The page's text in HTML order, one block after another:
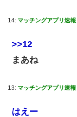
14: マッチングアプリ速報
>>12
まあね
13: マッチングアプリ速報
はえー